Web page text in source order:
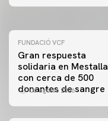
FUNDACIÓ VCF
Gran respuesta
solidaria en Mestalla
con cerca de 500
donantes de sangre
06 agosto 2026